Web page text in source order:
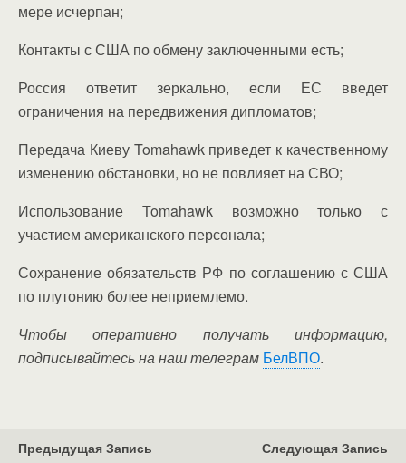
мере исчерпан;
Контакты с США по обмену заключенными есть;
Россия ответит зеркально, если ЕС введет
ограничения на передвижения дипломатов;
Передача Киеву Tomahawk приведет к качественному
изменению обстановки, но не повлияет на СВО;
Использование Tomahawk возможно только с
участием американского персонала;
Сохранение обязательств РФ по соглашению с США
по плутонию более неприемлемо.
Чтобы оперативно получать информацию,
подписывайтесь на наш телеграм БелВПО.
Предыдущая Запись Следующая Запись